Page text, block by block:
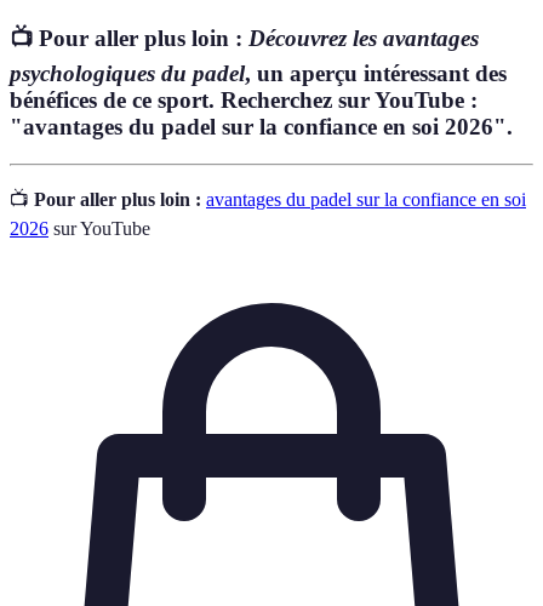
📺 Pour aller plus loin : Découvrez les avantages
psychologiques du padel, un aperçu intéressant des
bénéfices de ce sport. Recherchez sur YouTube :
"avantages du padel sur la confiance en soi 2026".
📺 Pour aller plus loin : avantages du padel sur la confiance en soi
2026 sur YouTube